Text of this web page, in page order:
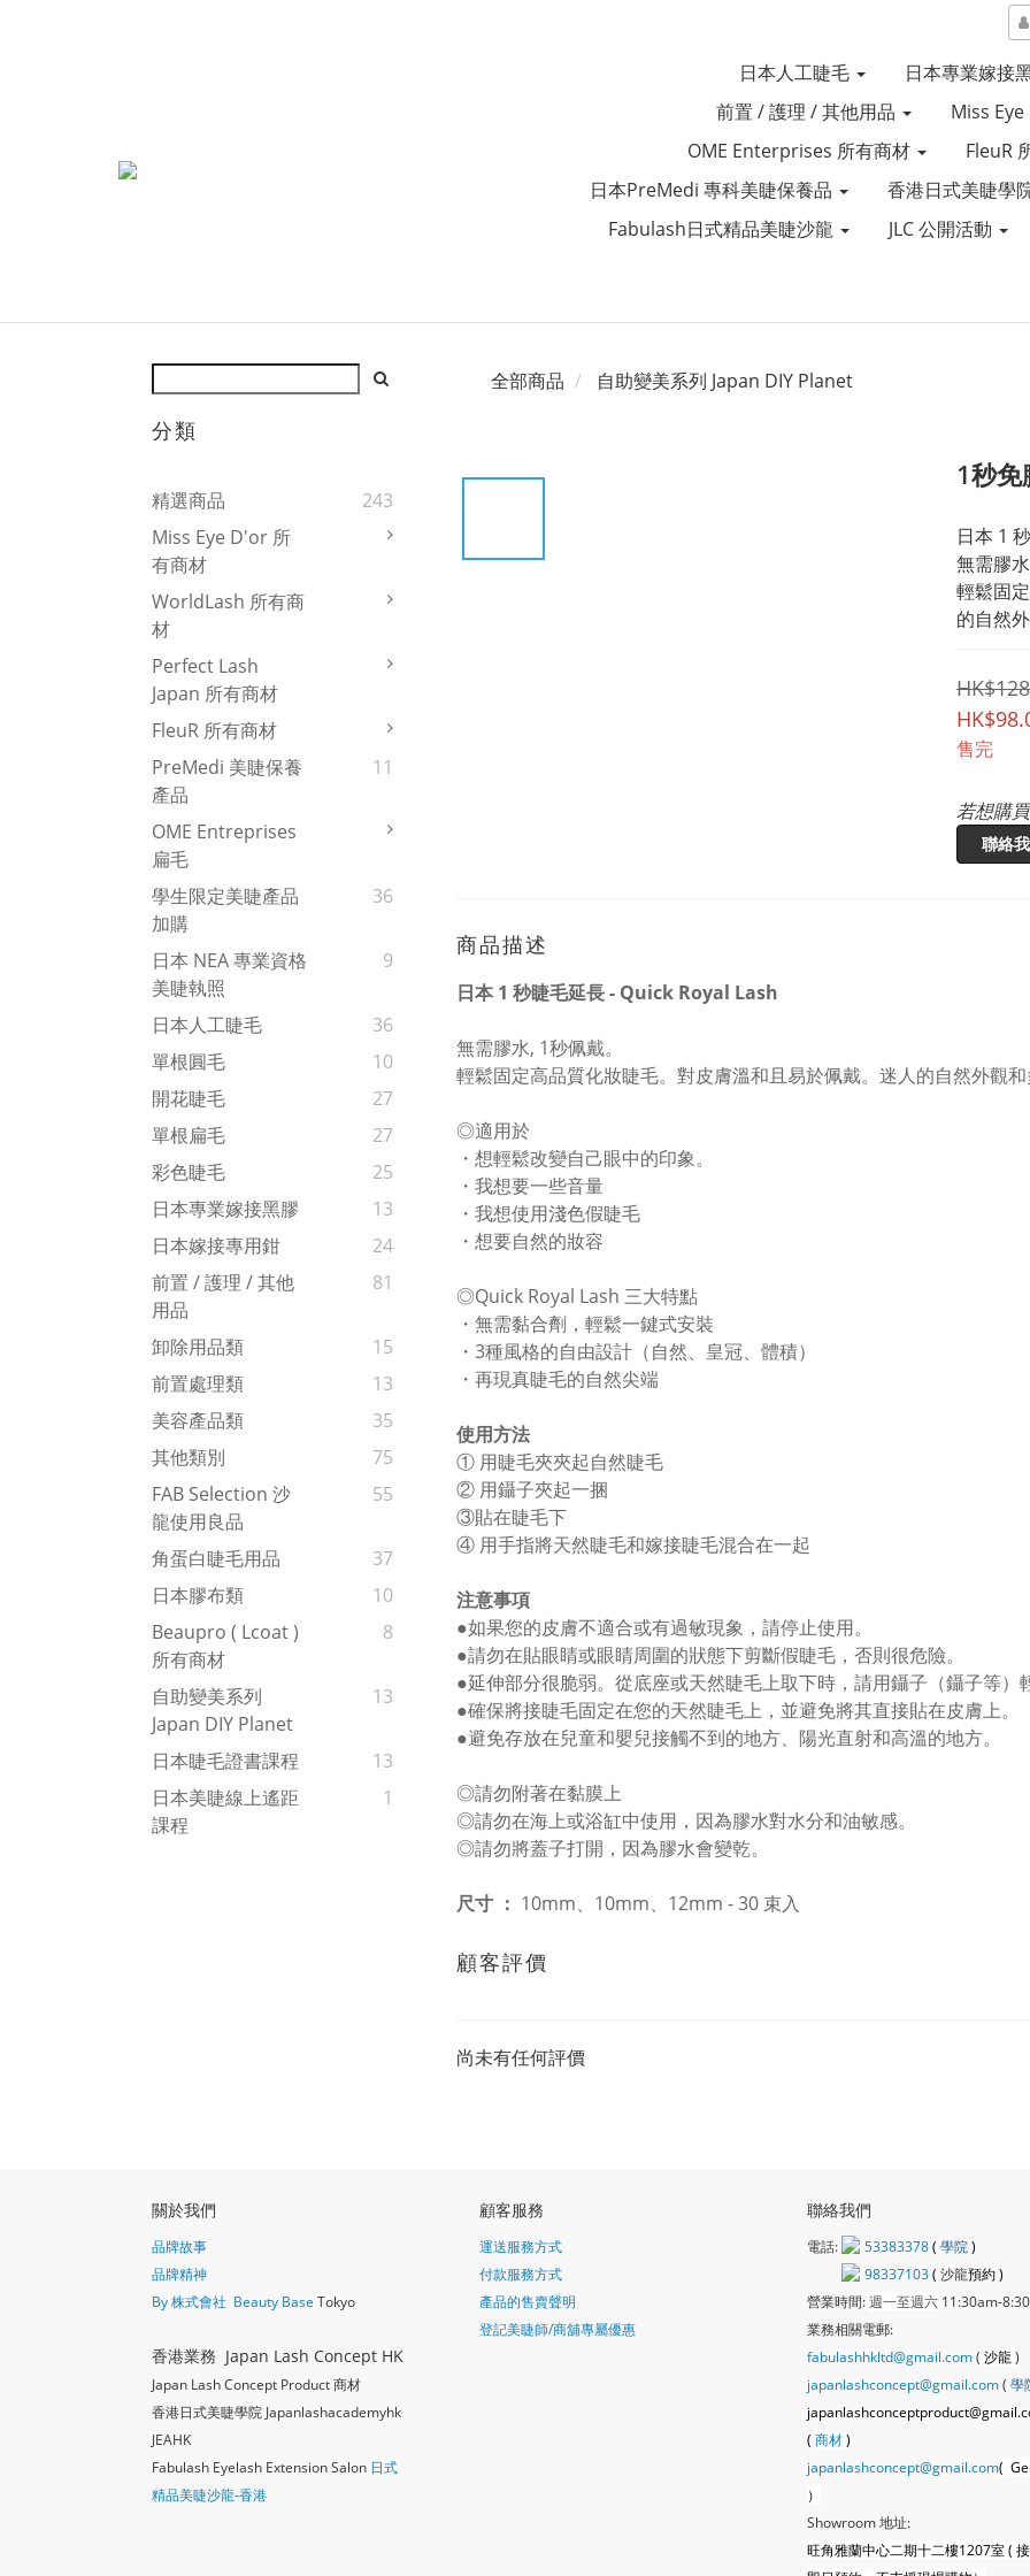
日本人工睫毛 日本專業嫁接
前置 / 護理 / 其他用品
Miss
OME Enterprises 所有商材
FleuR
日本PreMedi 專科美睫保養品
香港日式美睫學
Fabulash日式精品美睫沙龍
JLC 公開活動
分類
精選商品
243
Miss Eye D'or 所
有商材
WorldLash 所有商
材
Perfect Lash
Japan 所有商材
FleuR 所有商材
PreMedi 美睫保養
產品
11
OME Entreprises
扁毛
學生限定美睫產品
加購
36
日本 NEA 專業資格
美睫執照
9
日本人工睫毛
36
單根圓毛
10
開花睫毛
27
單根扁毛
27
彩色睫毛
25
日本專業嫁接黑膠
13
日本嫁接專用鉗
24
前置 / 護理 / 其他
用品
81
卸除用品類
15
前置處理類
13
美容產品類
35
其他類別
75
FAB Selection 沙
龍使用良品
55
角蛋白睫毛用品
37
日本膠布類
10
Beaupro ( Lcoat )
所有商材
8
自助變美系列
Japan DIY Planet
13
日本睫毛證書課程
13
日本美睫線上遙距
課程
1
全部商品 自助變美系列 Japan DIY Planet
1秒免
日本 1
無需膠水
輕鬆固
的自然
售完
若想購
聯絡
商品描述
日本 1 秒睫毛延長 - Quick Royal Lash
無需膠水, 1秒佩戴。
輕鬆固定高品質化妝睫毛。對皮膚溫和且易於佩戴。迷人的自然外觀和
◎適用於
・想輕鬆改變自己眼中的印象。
・我想要一些音量
・我想使用淺色假睫毛
・想要自然的妝容
◎Quick Royal Lash 三大特點
・無需黏合劑，輕鬆一鍵式安裝
・3種風格的自由設計（自然、皇冠、體積）
・再現真睫毛的自然尖端
使用方法
① 用睫毛夾夾起自然睫毛
② 用鑷子夾起一捆
③貼在睫毛下
④ 用手指將天然睫毛和嫁接睫毛混合在一起
注意事項
●如果您的皮膚不適合或有過敏現象，請停止使用。
●請勿在貼眼睛或眼睛周圍的狀態下剪斷假睫毛，否則很危險。
●延伸部分很脆弱。從底座或天然睫毛上取下時，請用鑷子（鑷子等）
●確保將接睫毛固定在您的天然睫毛上，並避免將其直接貼在皮膚上。
●避免存放在兒童和嬰兒接觸不到的地方、陽光直射和高溫的地方。
◎請勿附著在黏膜上
◎請勿在海上或浴缸中使用，因為膠水對水分和油敏感。
◎請勿將蓋子打開，因為膠水會變乾。
尺寸 ： 10mm、10mm、12mm - 30 束入
顧客評價
尚未有任何評價
關於我們
品牌故事
品牌精神
By 株式會社 Beauty Base Tokyo
香港業務 Japan Lash Concept HK
Japan Lash Concept Product 商材
香港日式美睫學院 Japanlashacademyhk
JEAHK
Fabulash Eyelash Extension Salon 日式
精品美睫沙龍-香港
顧客服務
運送服務方式
付款服務方式
產品的售賣聲明
登記美睫師/商舖專屬優惠
聯絡我們
電話: 53383378( 學院)
98337103( 沙龍預約 )
營業時間:週一至週六 11:30am-
業務相關電郵:
fabulashhkltd@gmail.com( 沙龍)
japanlashconcept@gmail.com( 學
( 商材)
japanlashconcept@gmail.com(
）
Showroom 地址:
旺角雅蘭中心二期十二樓1207室 (